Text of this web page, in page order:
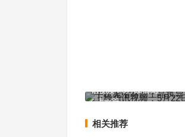
上一篇
讯视频：5月22日见
相关推荐